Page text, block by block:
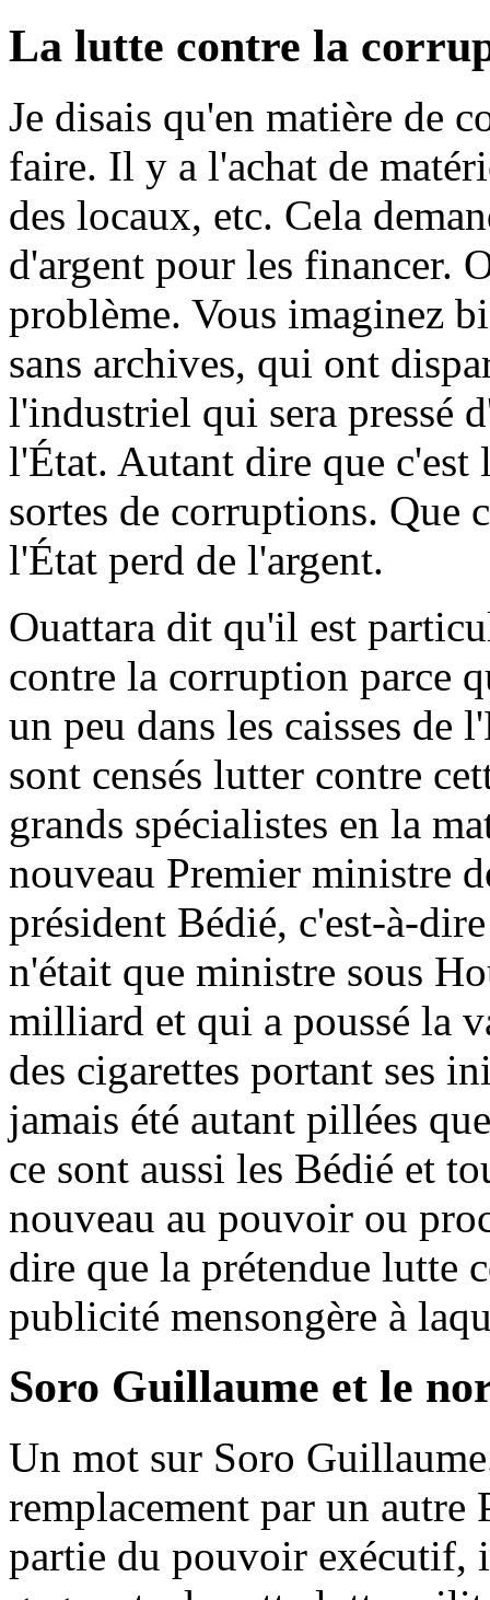
La lutte contre la
Je disais qu'en matière de
faire. Il y a l'achat de
des locaux, etc. Cela
d'argent pour les financer.
problème. Vous imaginez
sans archives, qui ont
l'industriel qui sera pressé
l'État. Autant dire que c'est
sortes de corruptions. Que
l'État perd de l'argent.
Ouattara dit qu'il est
contre la corruption parce
un peu dans les caisses de
sont censés lutter contre
grands spécialistes en la
nouveau Premier ministre
président Bédié, c'est-à-
n'était que ministre sous
milliard et qui a poussé la
des cigarettes portant ses
jamais été autant pillées
ce sont aussi les Bédié et
nouveau au pouvoir ou
dire que la prétendue lutte
publicité mensongère à
Soro Guillaume et le
Un mot sur Soro
remplacement par un
partie du pouvoir exécutif,